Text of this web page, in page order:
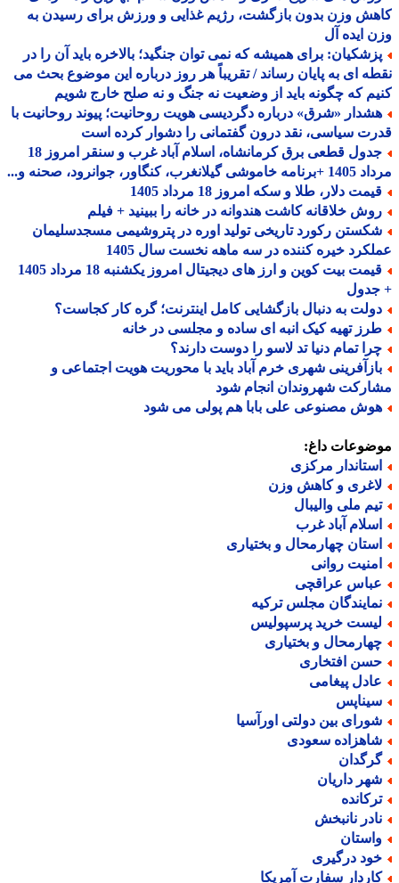
وزن بدون بازگشت، رژیم غذایی و ورزش برای رسیدن به
ایده آل
برای همیشه که نمی توان جنگید؛ بالاخره باید آن را در
ای به پایان رساند / تقریباً هر روز درباره این موضوع بحث می
که چگونه باید از وضعیت نه جنگ و نه صلح خارج شویم
«شرق» درباره دگردیسی هویت روحانیت؛ پیوند روحانیت با
سیاسی، نقد درون گفتمانی را دشوار کرده است
جدول قطعی برق کرمانشاه، اسلام آباد غرب و سنقر امروز 18
کنگاور، جوانرود، صحنه و...
دلار، طلا و سکه امروز 18 مرداد 1405
خلاقانه کاشت هندوانه در خانه را ببینید + فیلم
رکورد تاریخی تولید اوره در پتروشیمی مسجدسلیمان
خیره کننده در سه ماهه نخست سال 1405
قیمت بیت کوین و ارز های دیجیتال امروز یکشنبه 18 مرداد 1405
به دنبال بازگشایی کامل اینترنت؛ گره کار کجاست؟
تهیه کیک انبه ای ساده و مجلسی در خانه
تمام دنیا تد لاسو را دوست دارند؟
شهری خرم آباد باید با محوریت هویت اجتماعی و
شهروندان انجام شود
مصنوعی علی بابا هم پولی می شود
داغ:
مرکزی
و کاهش وزن
ملی والیبال
آباد غرب
چهارمحال و بختیاری
روانی
عراقچی
مجلس ترکیه
خرید پرسپولیس
و بختیاری
افتخاری
پیغامی
بین دولتی اورآسیا
سعودی
داریان
نانبخش
درگیری
سفارت آمریکا